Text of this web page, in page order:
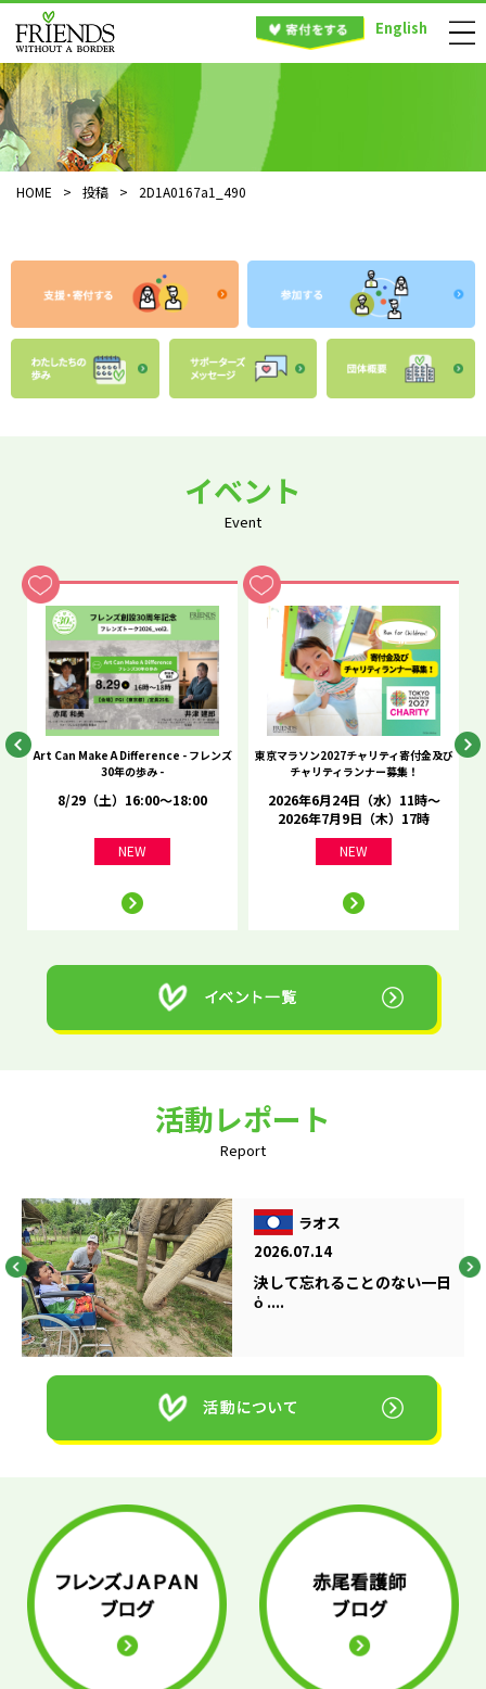
English
HOME > 投稿 > 2D1A0167a1_490
イベント
Event
Art Can Make A Difference - フレンズ
30年の歩み -
8/29（土）16:00～18:00
NEW
東京マラソン2027チャリティ寄付金及び
チャリティランナー募集！
2026年6月24日（水）11時～
2026年7月9日（木）17時
NEW
活動レポート
Report
ラオス
2026.07.14
決して忘れることのない一日
ὁ ....